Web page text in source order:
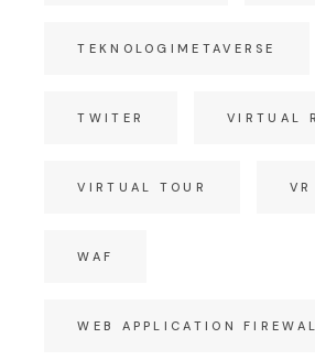
TEKNOLOGIMETAVERSE
TWITER VIRTUAL
VIRTUAL TOUR VR
WAF
WEB APPLICATION